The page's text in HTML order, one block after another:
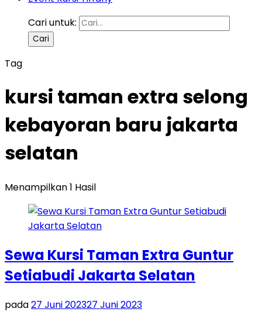
Cari untuk:
Tag
kursi taman extra selong
kebayoran baru jakarta
selatan
Menampilkan 1 Hasil
Sewa Kursi Taman Extra Guntur
Setiabudi Jakarta Selatan
pada27 Juni 202327 Juni 2023